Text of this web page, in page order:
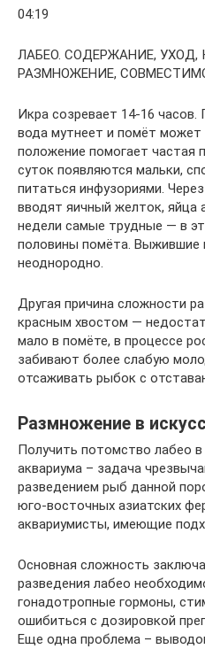
04:19
ЛАБЕО. СОДЕРЖАНИЕ, УХОД,
РАЗМНОЖЕНИЕ,
Икра созревает 14-16
вода мутнеет и помёт может
положение помогает частая
суток появляются мальки,
питаться инфузориями.
вводят яичный желток, яйца
недели самые трудные — в
половины помёта. Выжившие
неоднородно.
Другая причина сложности
красным хвостом —
мало в помёте, в процессе
забивают более слабую
отсаживать рыбок с
Размножение в
Получить потомство лабео
аквариума – задача
разведением рыб данной
юго-восточных азиатских
аквариумисты, имеющие
Основная сложность
разведения лабео
гонадотропные гормоны,
ошибиться с дозировкой
Еще одна проблема –